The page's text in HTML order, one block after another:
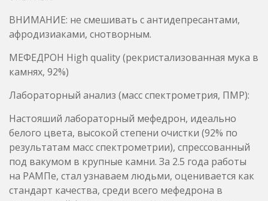
Лабораторный анализ (масс спектрометрия, ПМР):
Настояший лабораторный мефедрон, идеально
белого цвета, высокой степени очистки (92% по
результатам масс спектрометрии), спрессованный
на РАМПе, стал узнаваем людьми, оценивается как
стандарт качества, среди всего мефедрона в
порошковой форме выпуска. Не имеет резкого
запаха, допустим лишь легкий аромат спирта,
синтезирован по классическим европейским
патентам, на высокотехноголичном оборудовании,
с использованием только химически чистых
реагентов и растворителей. Наш продукт проходит